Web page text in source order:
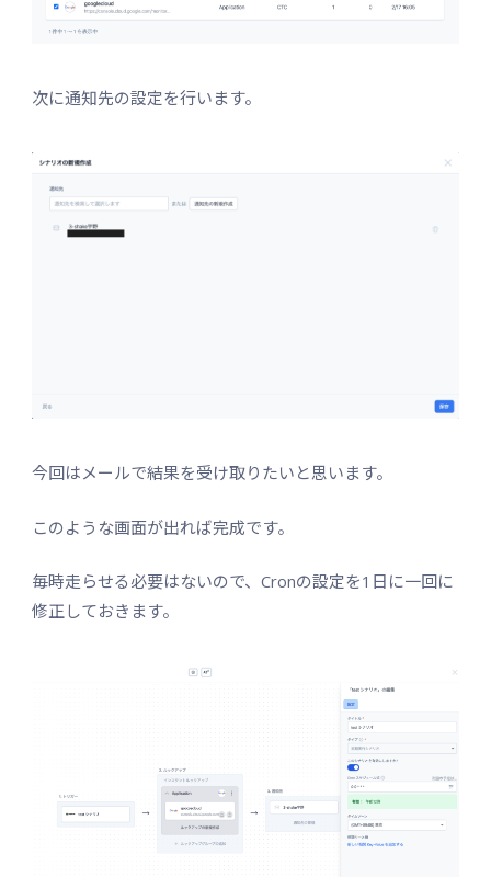
次に通知先の設定を行います。
今回はメールで結果を受け取りたいと思います。
このような画面が出れば完成です。
毎時走らせる必要はないので、Cronの設定を1日に一回に
修正しておきます。